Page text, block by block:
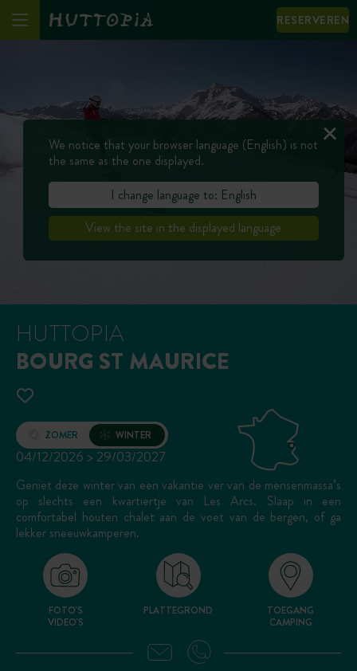
RESERVEREN
HUTTOPIA
BOURG ST MAURICE
Opening
04/12/2026 > 29/03/2027
ZOMER WINTER
Geniet deze winter van een vakantie ver van de mensenmassa’s
op slechts een kwartiertje van Les Arcs. Slaap in een
comfortabel houten chalet aan de voet van de bergen, of ga
lekker sneeuwkamperen.
FOTO'S
VIDEO'S
PLATTEGROND
TOEGANG
CAMPING
We notice that your browser language (English) is not
the same as the one displayed.
I change language to: English
View the site in the displayed language